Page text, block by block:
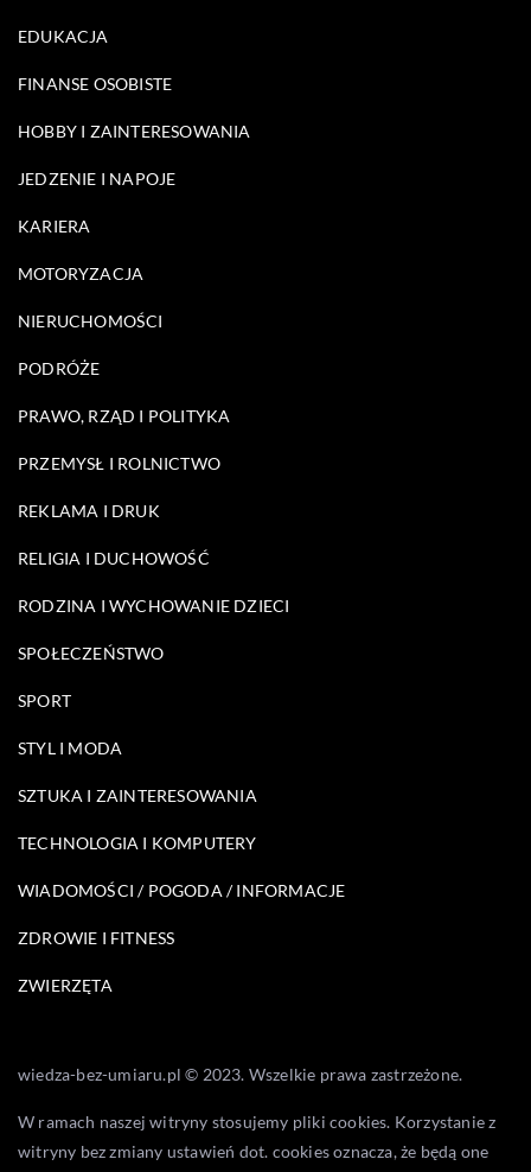
EDUKACJA
FINANSE OSOBISTE
HOBBY I ZAINTERESOWANIA
JEDZENIE I NAPOJE
KARIERA
MOTORYZACJA
NIERUCHOMOŚCI
PODRÓŻE
PRAWO, RZĄD I POLITYKA
PRZEMYSŁ I ROLNICTWO
REKLAMA I DRUK
RELIGIA I DUCHOWOŚĆ
RODZINA I WYCHOWANIE DZIECI
SPOŁECZEŃSTWO
SPORT
STYL I MODA
SZTUKA I ZAINTERESOWANIA
TECHNOLOGIA I KOMPUTERY
WIADOMOŚCI / POGODA / INFORMACJE
ZDROWIE I FITNESS
ZWIERZĘTA
wiedza-bez-umiaru.pl © 2023. Wszelkie prawa zastrzeżone.
W ramach naszej witryny stosujemy pliki cookies. Korzystanie z
witryny bez zmiany ustawień dot. cookies oznacza, że będą one